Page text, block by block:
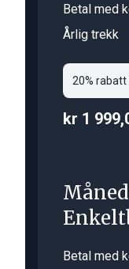
Betal med
Årlig trekk
20%
kr 1
Betal med